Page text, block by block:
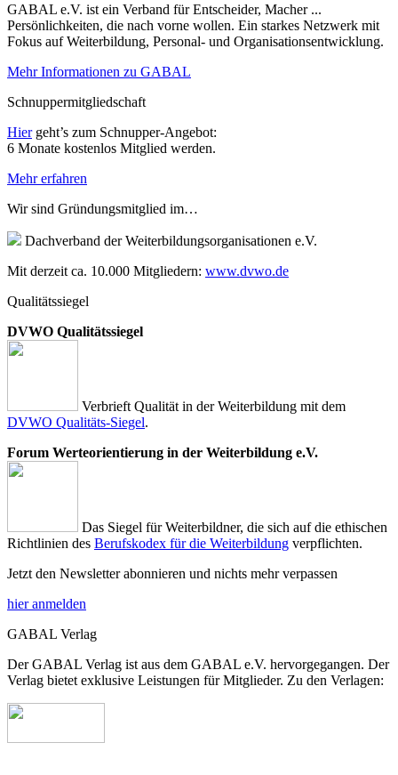
GABAL e.V. ist ein Verband für Entscheider, Macher ...
Persönlichkeiten, die nach vorne wollen. Ein starkes Netzwerk mit
Fokus auf Weiterbildung, Personal- und Organisationsentwicklung.
Mehr Informationen zu GABAL
Schnuppermitgliedschaft
Hiergeht’s zum Schnupper-Angebot:
6 Monate kostenlos Mitglied werden.
Mehr erfahren
Wir sind Gründungsmitglied im…
Dachverband der Weiterbildungsorganisationen e.V.
Mit derzeit ca. 10.000 Mitgliedern: www.dvwo.de
Qualitätssiegel
DVWO Qualitätssiegel
Verbrieft Qualität in der Weiterbildung mit dem
DVWO Qualitäts-Siegel.
Forum Werteorientierung in der Weiterbildung e.V.
Das Siegel für Weiterbildner, die sich auf die ethischen
Richtlinien des Berufskodex für die Weiterbildung verpflichten.
Jetzt den Newsletter abonnieren und nichts mehr verpassen
hier anmelden
GABAL Verlag
Der GABAL Verlag ist aus dem GABAL e.V. hervorgegangen. Der
Verlag bietet exklusive Leistungen für Mitglieder. Zu den Verlagen: